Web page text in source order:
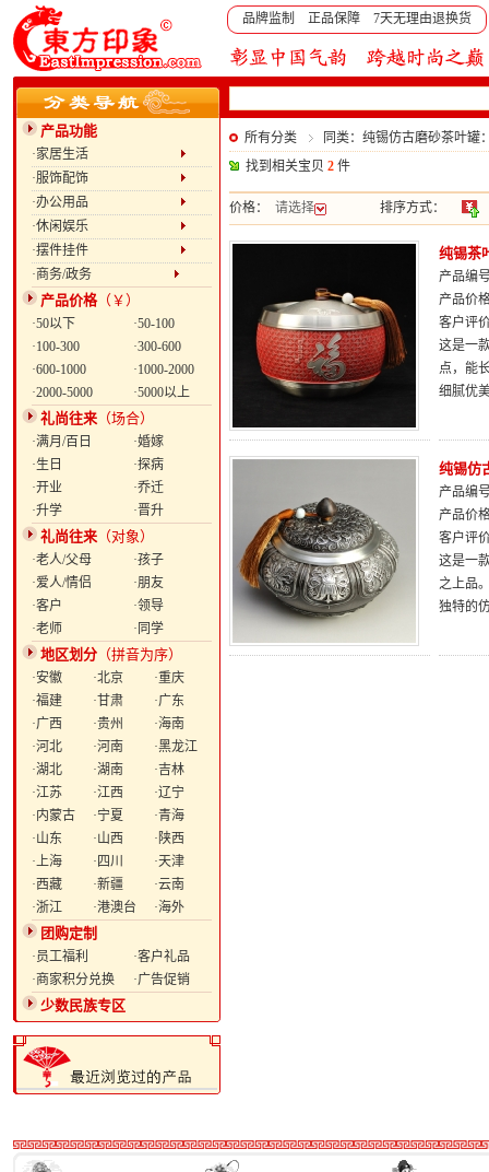
品牌监制 正品保障 7天无理由退换货
产品功能
·家居生活
·服饰配饰
·办公用品
·休闲娱乐
·摆件挂件
·商务/政务
产品价格（￥）
·50以下
·50-100
·100-300
·300-600
·600-1000
·1000-2000
·2000-5000
·5000以上
礼尚往来 （场合）
·满月/百日
·婚嫁
·生日
·探病
·开业
·乔迁
·升学
·晋升
礼尚往来 （对象）
·老人/父母
·孩子
·爱人/情侣
·朋友
·客户
·领导
·老师
·同学
地区划分 （拼音为序）
·安徽 ·北京
·重庆
·福建
·甘肃
·广东
·广西
·贵州
·海南
·河北
·河南
·黑龙江
·湖北
·湖南
·吉林
·江苏
·江西
·辽宁
·内蒙古
·宁夏
·青海
·山东
·山西
·陕西
·上海
·四川
·天津
·西藏
·新疆
·云南
·浙江
·港澳台 ·海外
团购定制
·员工福利
·客户礼品
·商家积分兑换
·广告促销
少数民族专区
所有分类
同类：纯锡仿古磨砂茶叶罐
找到相关宝贝 2 件
价格： 请选择 排序方式：
纯锡茶
产品编
产品价
客户评
这是一
点，能
细腻优
纯锡仿
产品编
产品价
客户评
这是一
之上品
独特的